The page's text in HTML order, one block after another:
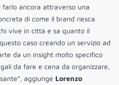
farlo ancora attraverso una
di come il brand riesca
vive in città e sa quanto il
caso creando un servizio ad
da un insight molto specifico
da fare e cena da organizzare,
aggiunge Lorenzo